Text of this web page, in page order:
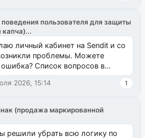
пользователя для защиты
капча)...
личный кабинет на Sendit и со
проблемы. Можете
ошибка? Список вопросов в
на modx.pro пока пуст, и,...
2026, 15:14 1
(продажа маркированной
решили убрать всю логику по